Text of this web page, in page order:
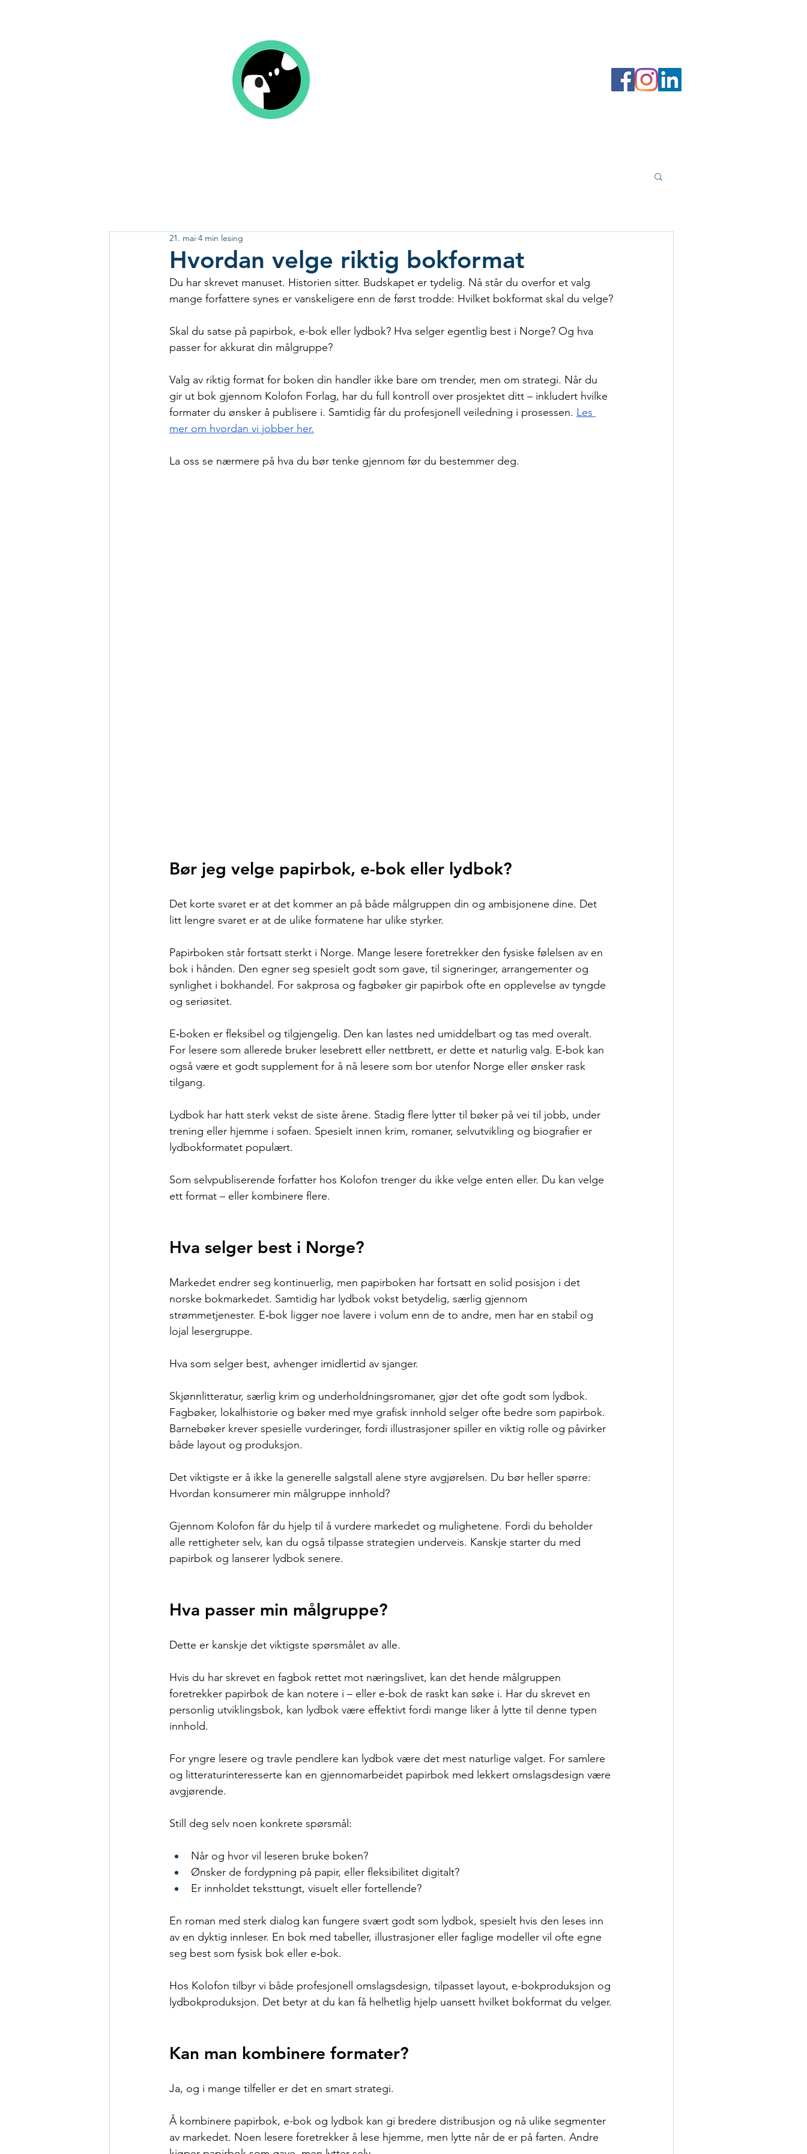
Hvordan velge riktig bokformat
21. mai 4 min lesing
Du har skrevet manuset. Historien sitter. Budskapet er tydelig. Nå står du overfor et valg
mange forfattere synes er vanskeligere enn de først trodde: Hvilket bokformat skal du velge?
Skal du satse på papirbok, e-bok eller lydbok? Hva selger egentlig best i Norge? Og hva
passer for akkurat din målgruppe?
Valg av riktig format for boken din handler ikke bare om trender, men om strategi. Når du
gir ut bok gjennom Kolofon Forlag, har du full kontroll over prosjektet ditt – inkludert hvilke
formater du ønsker å publisere i. Samtidig får du profesjonell veiledning i prosessen. Les
mer om hvordan vi jobber her.
La oss se nærmere på hva du bør tenke gjennom før du bestemmer deg.
Bør jeg velge papirbok, e-bok eller lydbok?
Det korte svaret er at det kommer an på både målgruppen din og ambisjonene dine. Det
litt lengre svaret er at de ulike formatene har ulike styrker.
Papirboken står fortsatt sterkt i Norge. Mange lesere foretrekker den fysiske følelsen av en
bok i hånden. Den egner seg spesielt godt som gave, til signeringer, arrangementer og
synlighet i bokhandel. For sakprosa og fagbøker gir papirbok ofte en opplevelse av tyngde
og seriøsitet.
E‑boken er fleksibel og tilgjengelig. Den kan lastes ned umiddelbart og tas med overalt.
For lesere som allerede bruker lesebrett eller nettbrett, er dette et naturlig valg. E‑bok kan
også være et godt supplement for å nå lesere som bor utenfor Norge eller ønsker rask
tilgang.
Lydbok har hatt sterk vekst de siste årene. Stadig flere lytter til bøker på vei til jobb, under
trening eller hjemme i sofaen. Spesielt innen krim, romaner, selvutvikling og biografier er
lydbokformatet populært.
Som selvpubliserende forfatter hos Kolofon trenger du ikke velge enten eller. Du kan velge
ett format – eller kombinere flere.
Hva selger best i Norge?
Markedet endrer seg kontinuerlig, men papirboken har fortsatt en solid posisjon i det
norske bokmarkedet. Samtidig har lydbok vokst betydelig, særlig gjennom
strømmetjenester. E‑bok ligger noe lavere i volum enn de to andre, men har en stabil og
lojal lesergruppe.
Hva som selger best, avhenger imidlertid av sjanger.
Skjønnlitteratur, særlig krim og underholdningsromaner, gjør det ofte godt som lydbok.
Fagbøker, lokalhistorie og bøker med mye grafisk innhold selger ofte bedre som papirbok.
Barnebøker krever spesielle vurderinger, fordi illustrasjoner spiller en viktig rolle og påvirker
både layout og produksjon.
Det viktigste er å ikke la generelle salgstall alene styre avgjørelsen. Du bør heller spørre:
Hvordan konsumerer min målgruppe innhold?
Gjennom Kolofon får du hjelp til å vurdere markedet og mulighetene. Fordi du beholder
alle rettigheter selv, kan du også tilpasse strategien underveis. Kanskje starter du med
papirbok og lanserer lydbok senere.
Hva passer min målgruppe?
Dette er kanskje det viktigste spørsmålet av alle.
Hvis du har skrevet en fagbok rettet mot næringslivet, kan det hende målgruppen
foretrekker papirbok de kan notere i – eller e-bok de raskt kan søke i. Har du skrevet en
personlig utviklingsbok, kan lydbok være effektivt fordi mange liker å lytte til denne typen
innhold.
For yngre lesere og travle pendlere kan lydbok være det mest naturlige valget. For samlere
og litteraturinteresserte kan en gjennomarbeidet papirbok med lekkert omslagsdesign være
avgjørende.
Still deg selv noen konkrete spørsmål:
Når og hvor vil leseren bruke boken?
Ønsker de fordypning på papir, eller fleksibilitet digitalt?
Er innholdet teksttungt, visuelt eller fortellende?
En roman med sterk dialog kan fungere svært godt som lydbok, spesielt hvis den leses inn
av en dyktig innleser. En bok med tabeller, illustrasjoner eller faglige modeller vil ofte egne
seg best som fysisk bok eller e‑bok.
Hos Kolofon tilbyr vi både profesjonell omslagsdesign, tilpasset layout, e-bokproduksjon og
lydbokproduksjon. Det betyr at du kan få helhetlig hjelp uansett hvilket bokformat du velger.
Kan man kombinere formater?
Ja, og i mange tilfeller er det en smart strategi.
Å kombinere papirbok, e-bok og lydbok kan gi bredere distribusjon og nå ulike segmenter
av markedet. Noen lesere foretrekker å lese hjemme, men lytte når de er på farten. Andre